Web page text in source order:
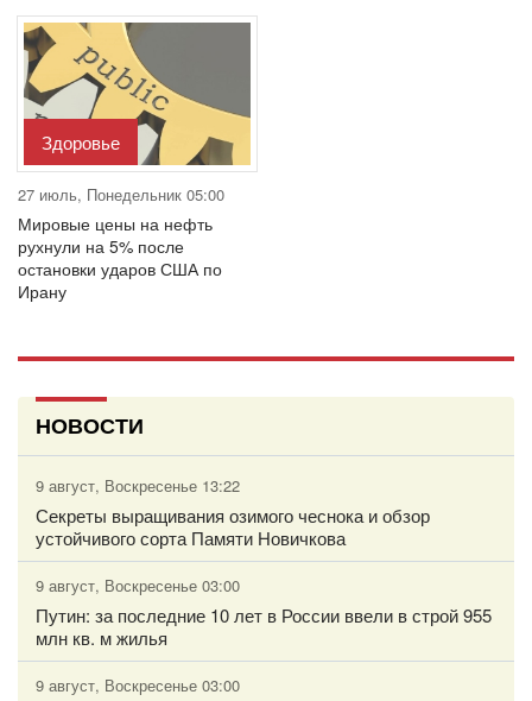
Здоровье
27 июль, Понедельник 05:00
Мировые цены на нефть
рухнули на 5% после
остановки ударов США по
Ирану
НОВОСТИ
9 август, Воскресенье 13:22
Секреты выращивания озимого чеснока и обзор
устойчивого сорта Памяти Новичкова
9 август, Воскресенье 03:00
Путин: за последние 10 лет в России ввели в строй 955
млн кв. м жилья
9 август, Воскресенье 03:00